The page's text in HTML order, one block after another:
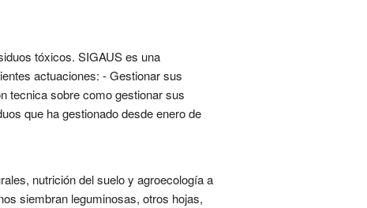
tóxicos. SIGAUS es una
actuaciones: - Gestionar sus
tecnica sobre como gestionar sus
que ha gestionado desde enero de
nutrición del suelo y agroecología a
siembran leguminosas, otros hojas,